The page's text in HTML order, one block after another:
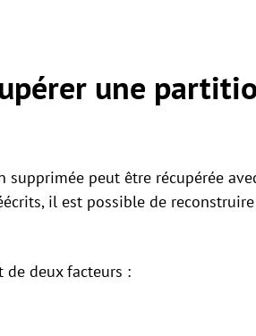
une
peut être récupérée
il est possible de
de deux facteurs :